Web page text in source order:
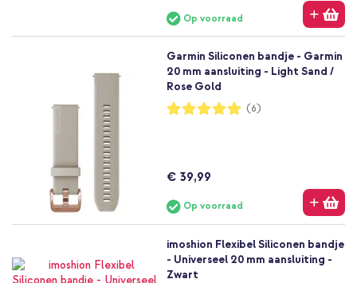
Op voorraad
Garmin Siliconen bandje - Garmin
20 mm aansluiting - Light Sand /
Rose Gold
Waardering:
100%
(6)
€ 39,99
Op voorraad
imoshion Flexibel Siliconen bandje
- Universeel 20 mm aansluiting -
Zwart